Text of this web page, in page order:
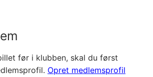
før i klubben, skal du først
Opret medlemsprofil